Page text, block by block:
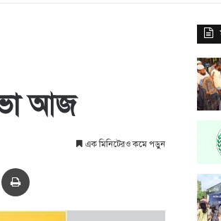
আজ
এক মিনিটেরও কমে পড়ুন
Share via Email